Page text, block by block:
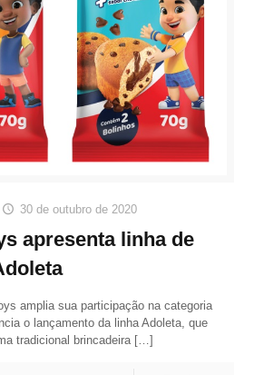
30 de outubro de 2020
apresenta linha de
amplia sua participação na categoria
o lançamento da linha Adoleta, que
tradicional brincadeira […]